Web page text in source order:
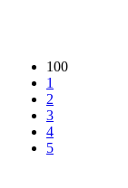
100
1
2
3
4
5